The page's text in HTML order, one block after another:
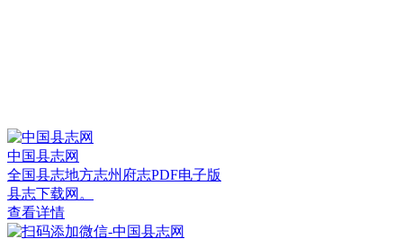
中国县志网
全国县志地方志州府志PDF电子版
县志下载网。
查看详情